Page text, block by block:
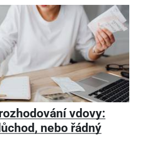
vdovy:
nebo řádný